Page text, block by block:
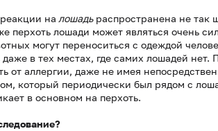
на лошадьраспространена не так
перхоть лошади может являться очень
могут переноситься с одеждой
даже в тех местах, где самих лошадей
от аллергии, даже не имея
который периодически был рядом с
в основном на перхоть.